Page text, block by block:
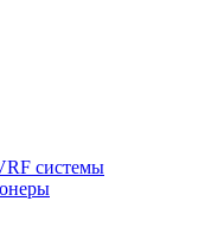
системы